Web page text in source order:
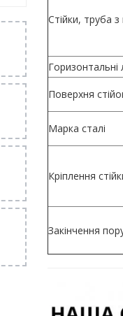
Стійки, труба з
Горизонтальні
Поверхня
Марка сталі
Кріплення
Закінчення